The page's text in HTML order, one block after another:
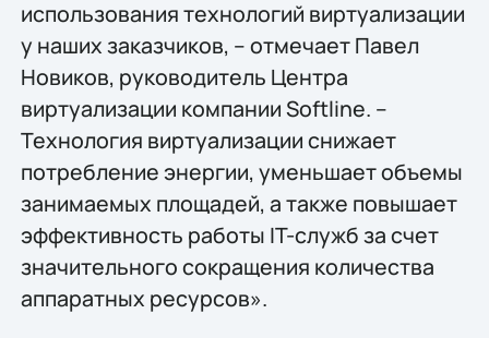
использования технологий виртуализации
у наших заказчиков, – отмечает Павел
Новиков, руководитель Центра
виртуализации компании Softline. –
Технология виртуализации снижает
потребление энергии, уменьшает объемы
занимаемых площадей, а также повышает
эффективность работы IT-служб за счет
значительного сокращения количества
аппаратных ресурсов».